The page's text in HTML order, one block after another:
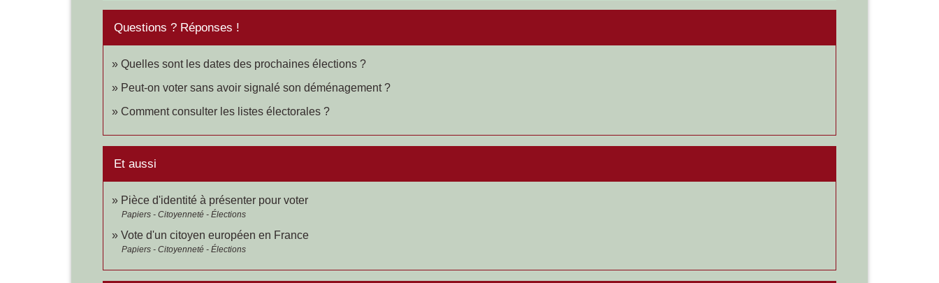
Questions ? Réponses !
Quelles sont les dates des prochaines élections ?
Peut-on voter sans avoir signalé son déménagement ?
Comment consulter les listes électorales ?
Et aussi
Pièce d'identité à présenter pour voter
Papiers - Citoyenneté - Élections
Vote d'un citoyen européen en France
Papiers - Citoyenneté - Élections